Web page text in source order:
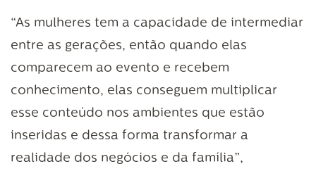
“As mulheres tem a capacidade de intermediar
entre as gerações, então quando elas
comparecem ao evento e recebem
conhecimento, elas conseguem multiplicar
esse conteúdo nos ambientes que estão
inseridas e dessa forma transformar a
realidade dos negócios e da família”,